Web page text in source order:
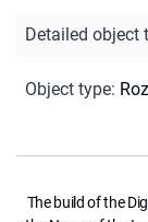
Detailed object
Object type:
The build of the